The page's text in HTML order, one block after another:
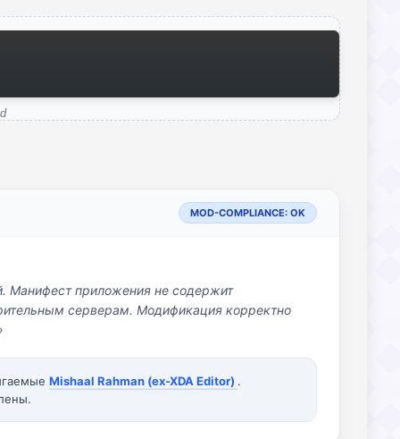
MOD-COMPLIANCE: OK
Манифест приложения не содержит
серверам. Модификация корректно
Mishaal Rahman (ex-XDA Editor) .